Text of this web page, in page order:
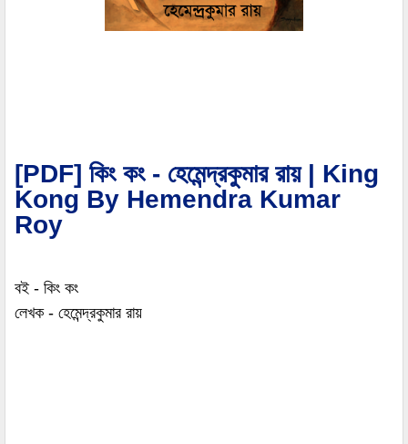
[PDF] কিং কং - হেমেন্দ্রকুমার রায় | King
Kong By Hemendra Kumar
Roy
বই - কিং কং
লেখক - হেমেন্দ্রকুমার রায়